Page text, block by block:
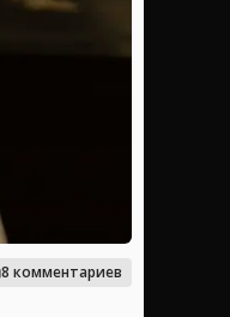
8 комментариев